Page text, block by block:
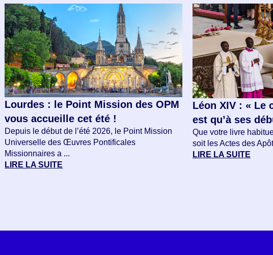
Lourdes : le Point Mission des OPM
vous accueille cet été !
Depuis le début de l’été 2026, le Point Mission
Universelle des Œuvres Pontificales
Missionnaires a ...
LIRE LA SUITE
Léon XIV : « Le
est qu’à ses
Que votre livre
soit les Actes des
LIRE LA SUITE